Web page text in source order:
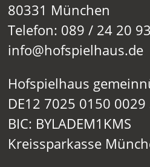
80331 München
Telefon: 089 / 24 20
info@hofspielhaus.de
Hofspielhaus
DE12 7025 0150
BIC: BYLADEM1KMS
Kreissparkasse